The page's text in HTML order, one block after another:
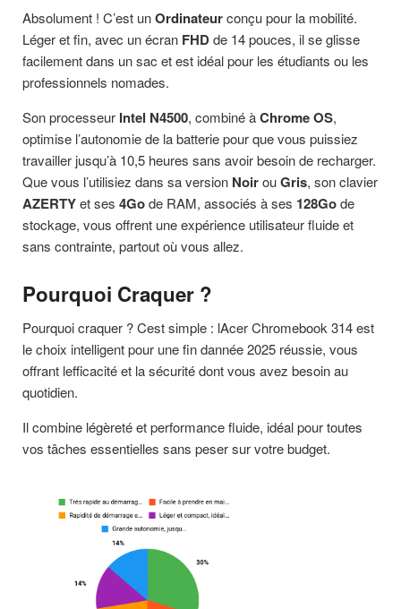
Absolument ! C’est unOrdinateurconçu pour la mobilité.
Léger et fin, avec un écran FHDde 14 pouces, il se glisse
facilement dans un sac et est idéal pour les étudiants ou les
professionnels nomades.
Son processeur Intel N4500, combiné àChrome OS,
optimise l’autonomie de la batterie pour que vous puissiez
travailler jusqu’à 10,5 heures sans avoir besoin de recharger.
Que vous l’utilisiez dans sa version NoirouGris, son clavier
AZERTYet ses 4Gode RAM, associés à ses 128Gode
stockage, vous offrent une expérience utilisateur fluide et
sans contrainte, partout où vous allez.
Pourquoi Craquer ?
Pourquoi craquer ? Cest simple : lAcer Chromebook 314 est
le choix intelligent pour une fin dannée 2025 réussie, vous
offrant lefficacité et la sécurité dont vous avez besoin au
quotidien.
Il combine légèreté et performance fluide, idéal pour toutes
vos tâches essentielles sans peser sur votre budget.